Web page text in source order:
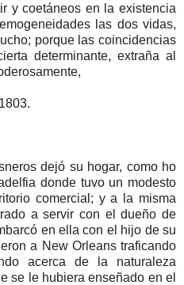
y coetáneos en la existencia
las dos vidas,
porque las coincidencias
determinante, extraña al
dejó su hogar, como ho
donde tuvo un modesto
comercial; y a la misma
a servir con el dueño de
en ella con el hijo de su
a New Orleans traficando
acerca de la naturaleza
se le hubiera enseñado en el